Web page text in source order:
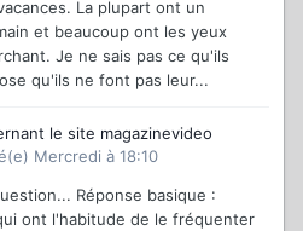
La plupart ont un
et beaucoup ont les yeux
Je ne sais pas ce qu'ils
qu'ils ne font pas leur...
le site magazinevideo
Mercredi à 18:10
Réponse basique :
ont l'habitude de le fréquenter